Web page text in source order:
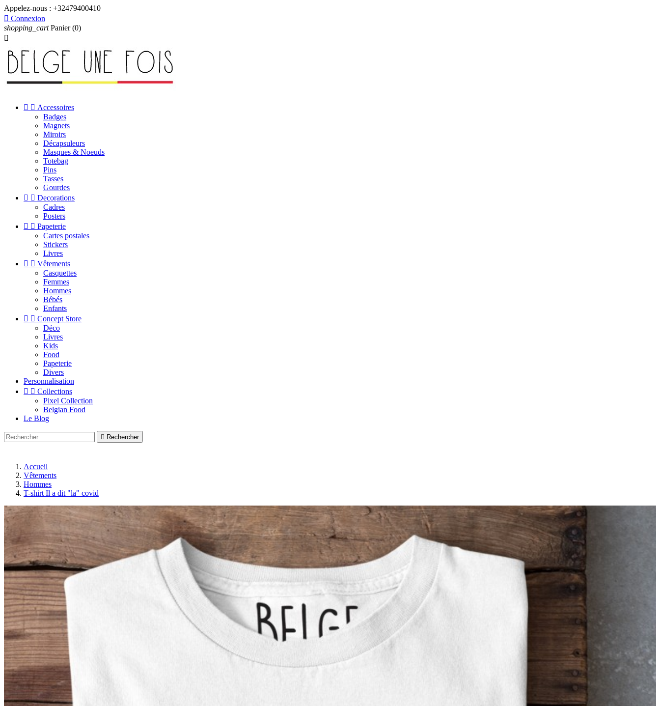
Appelez-nous : +32479400410
 Connexion
shopping_cart Panier (0)

  Accessoires
Badges
Magnets
Miroirs
Décapsuleurs
Masques & Noeuds
Totebag
Pins
Tasses
Gourdes
  Decorations
Cadres
Posters
  Papeterie
Cartes postales
Stickers
Livres
  Vêtements
Casquettes
Femmes
Hommes
Bébés
Enfants
  Concept Store
Déco
Livres
Kids
Food
Papeterie
Divers
Personnalisation
  Collections
Pixel Collection
Belgian Food
Le Blog
 Rechercher
Accueil
Vêtements
Hommes
T-shirt Il a dit "la" covid